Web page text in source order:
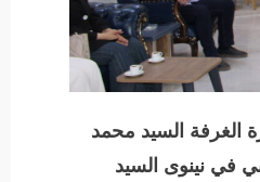
الغرفة السيد محمد
الدفاع المدني في نينوى السيد